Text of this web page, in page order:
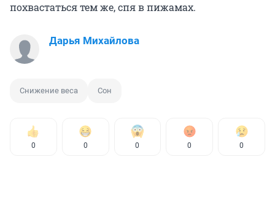
похвастаться тем же, спя в пижамах.
Дарья Михайлова
Снижение веса Сон
0 0 0 0 0